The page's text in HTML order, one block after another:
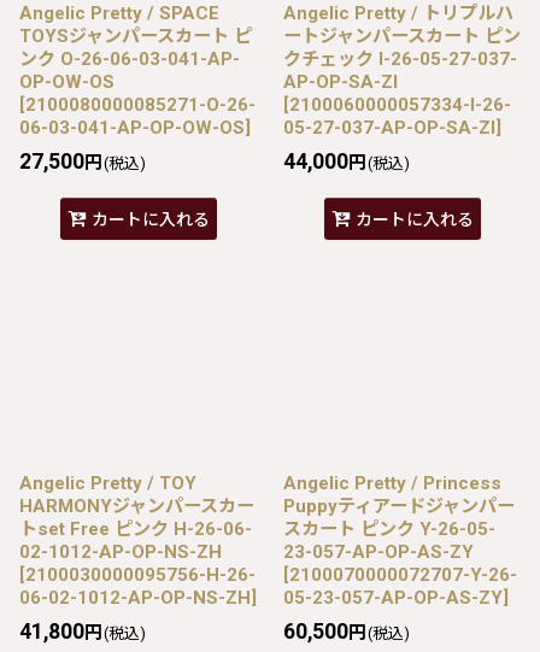
Angelic Pretty / SPACE
TOYSジャンパースカート ピ
ンク O-26-06-03-041-AP-
OP-OW-OS
[2100080000085271-O-26-
06-03-041-AP-OP-OW-OS]
27,500円 (税込)
カートに入れる
Angelic Pretty / トリプルハ
ートジャンパースカート ピン
クチェック I-26-05-27-037-
AP-OP-SA-ZI
[2100060000057334-I-26-
05-27-037-AP-OP-SA-ZI]
44,000円 (税込)
カートに入れる
Angelic Pretty / TOY
HARMONYジャンパースカー
トset Free ピンク H-26-06-
02-1012-AP-OP-NS-ZH
[2100030000095756-H-26-
06-02-1012-AP-OP-NS-ZH]
41,800円 (税込)
Angelic Pretty / Princess
Puppyティアードジャンパー
スカート ピンク Y-26-05-
23-057-AP-OP-AS-ZY
[2100070000072707-Y-26-
05-23-057-AP-OP-AS-ZY]
60,500円 (税込)